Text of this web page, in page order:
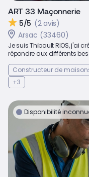
ART 33 Maçonnerie
5/5 (2 avis)
Arsac (33460)
Je suis Thibault RIOS, j'ai
répondre aux différents
Constructeur de
+3
Disponibilité